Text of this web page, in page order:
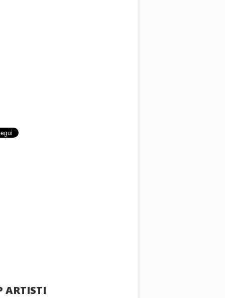
ARTISTI